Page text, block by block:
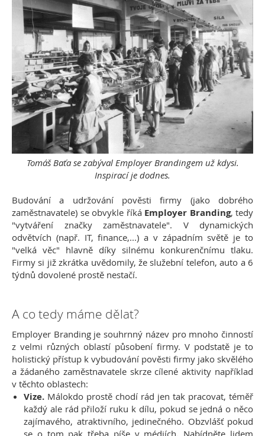
Tomáš Baťa se zabýval Employer Brandingem už kdysi.
Inspirací je dodnes.
Budování a udržování pověsti firmy (jako dobrého
zaměstnavatele) se obvykle říká Employer Branding, tedy
"vytváření značky zaměstnavatele". V dynamických
odvětvích (např. IT, finance,...) a v západním světě je to
"velká věc" hlavně díky silnému konkurenčnímu tlaku.
Firmy si již zkrátka uvědomily, že služební telefon, auto a 6
týdnů dovolené prostě nestačí.
A co tedy máme dělat?
Employer Branding je souhrnný název pro mnoho činností
z velmi různých oblastí působení firmy. V podstatě je to
holistický přístup k vybudování pověsti firmy jako skvělého
a žádaného zaměstnavatele skrze cílené aktivity například
v těchto oblastech:
Vize. Málokdo prostě chodí rád jen tak pracovat, téměř
každý ale rád přiloží ruku k dílu, pokud se jedná o něco
zajímavého, atraktivního, jedinečného. Obzvlášť pokud